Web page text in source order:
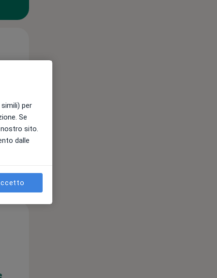
per
Se
sito.
dalle